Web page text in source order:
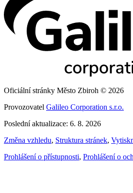
Oficiální stránky Město Zbiroh © 2026
Provozovatel Galileo Corporation s.r.o.
Poslední aktualizace: 6. 8. 2026
Změna vzhledu, Struktura stránek,
Prohlášení o přístupnosti, Prohlášení o